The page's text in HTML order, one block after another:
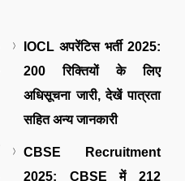
IOCL अपरेंटिस भर्ती 2025:
200 रिक्तियों के लिए
अधिसूचना जारी, देखें पात्रता
सहित अन्य जानकारी
CBSE Recruitment
2025: CBSE में 212